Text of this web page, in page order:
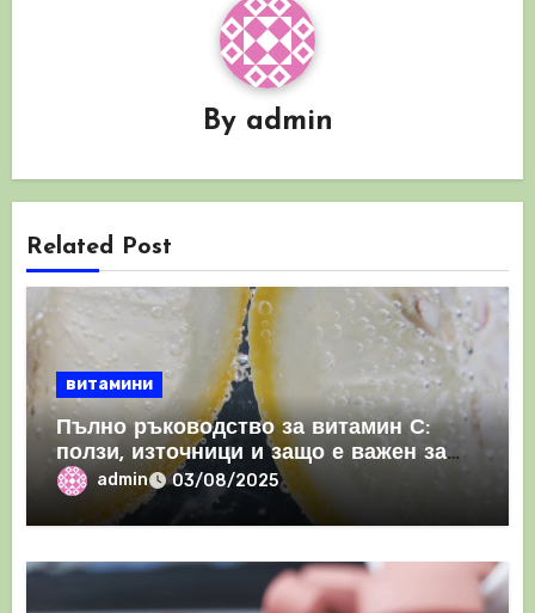
By admin
Related Post
витамини
Пълно ръководство за витамин С:
ползи, източници и защо е важен за
имунната система
admin 03/08/2025